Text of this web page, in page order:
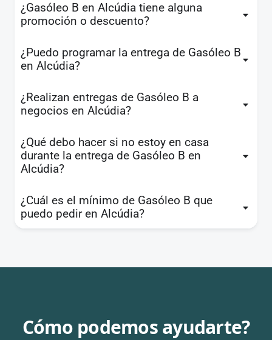
¿Gasóleo B en Alcúdia tiene alguna
promoción o descuento?
¿Puedo programar la entrega de Gasóleo B
en Alcúdia?
¿Realizan entregas de Gasóleo B a
negocios en Alcúdia?
¿Qué debo hacer si no estoy en casa
durante la entrega de Gasóleo B en
Alcúdia?
¿Cuál es el mínimo de Gasóleo B que
puedo pedir en Alcúdia?
Cómo podemos ayudarte?